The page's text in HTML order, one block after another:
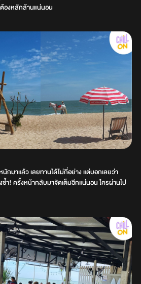
องหลักล้านแน่นอน
กมาแล้ว เลยทานได้ไม่กี่อย่าง แต่บอกเลยว่า
ำ! ครั้งหน้ากลับมาจัดเต็มอีกแน่นอน ใครผ่านไป